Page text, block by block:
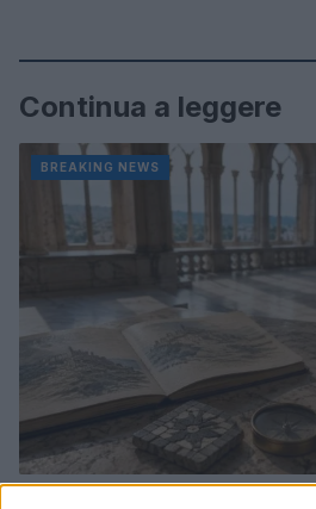
Continua a leggere
BREAKING NEWS